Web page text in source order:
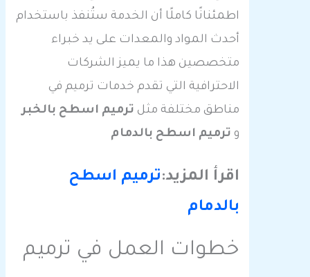
اطمئنانًا كاملًا أن الخدمة ستُنفذ باستخدام
أحدث المواد والمعدات على يد خبراء
متخصصين هذا ما يميز الشركات
الاحترافية التي تقدم خدمات ترميم في
مناطق مختلفة مثلترميم اسطح بالخبر
ترميم اسطح بالدمام
اقرأ المزيد:ترميم اسطح
بالدمام
خطوات العمل في ترميم